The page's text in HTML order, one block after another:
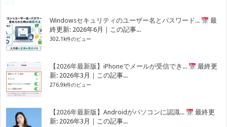
Windowsセキュリティのユーザー名とパスワード...
最
終更新: 2026年6月｜この記事...
302.1k件のビュー
【2026年最新版】iPhoneでメールが受信でき...
最終更
新: 2026年3月｜この記事...
276.9k件のビュー
【2026年最新版】Androidがパソコンに認識...
最終更
新: 2026年3月｜この記事...